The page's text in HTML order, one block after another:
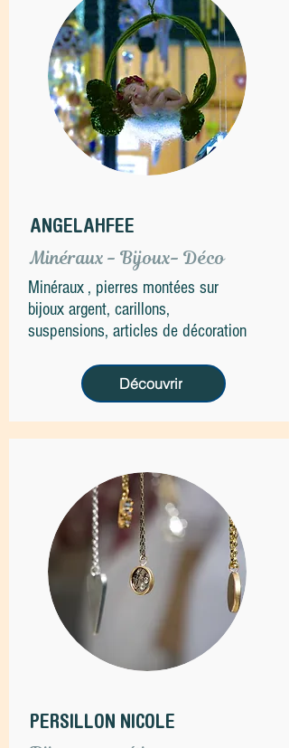
ANGELAHFEE
Minéraux - Bijoux- Déco
Minéraux , pierres montées sur
bijoux argent, carillons,
suspensions, articles de décoration
Découvrir
PERSILLON NICOLE